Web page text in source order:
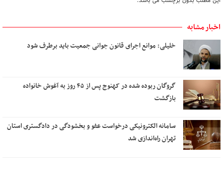
اخبار مشابه
خلیلی: موانع اجرای قانون جوانی جمعیت باید برطرف شود
گروگان ربوده‌ شده در کهنوج پس از ۴۵ روز به آغوش خانواده
بازگشت
سامانه الکترونیکی درخواست عفو و بخشودگی در دادگستری استان
تهران راه‌اندازی شد